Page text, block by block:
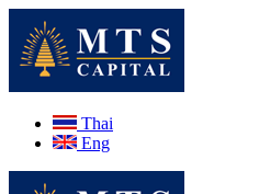
Thai
Eng